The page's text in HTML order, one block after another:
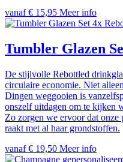
vanaf € 15,95 Meer info
Tumbler Glazen
De stijlvolle Rebottled
circulaire economie. Niet
Dingen weggooien is
onszelf uitdagen om te kijken
Zo zorgen we ervoor dat
raakt met al haar grondstoffen.
vanaf € 19,50 Meer info